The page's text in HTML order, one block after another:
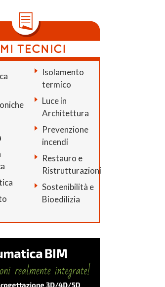
Isolamento
termico
Luce in
Architettura
Prevenzione
incendi
Restauro e
Ristrutturazioni
Sostenibilità e
Bioedilizia